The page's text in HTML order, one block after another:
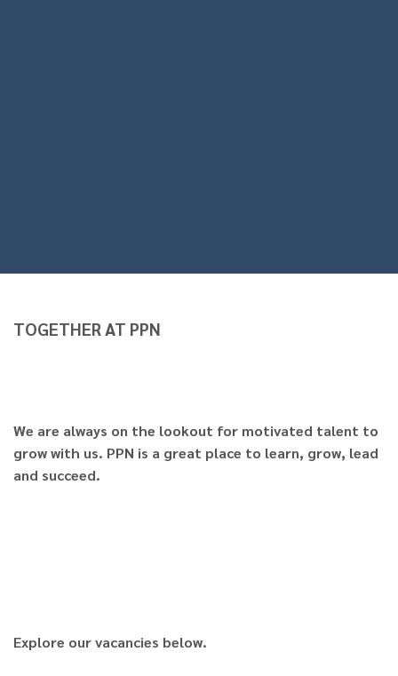
TOGETHER AT PPN
We are always on the lookout for motivated talent to
grow with us. PPN is a great place to learn, grow, lead
and succeed.
Explore our vacancies below.